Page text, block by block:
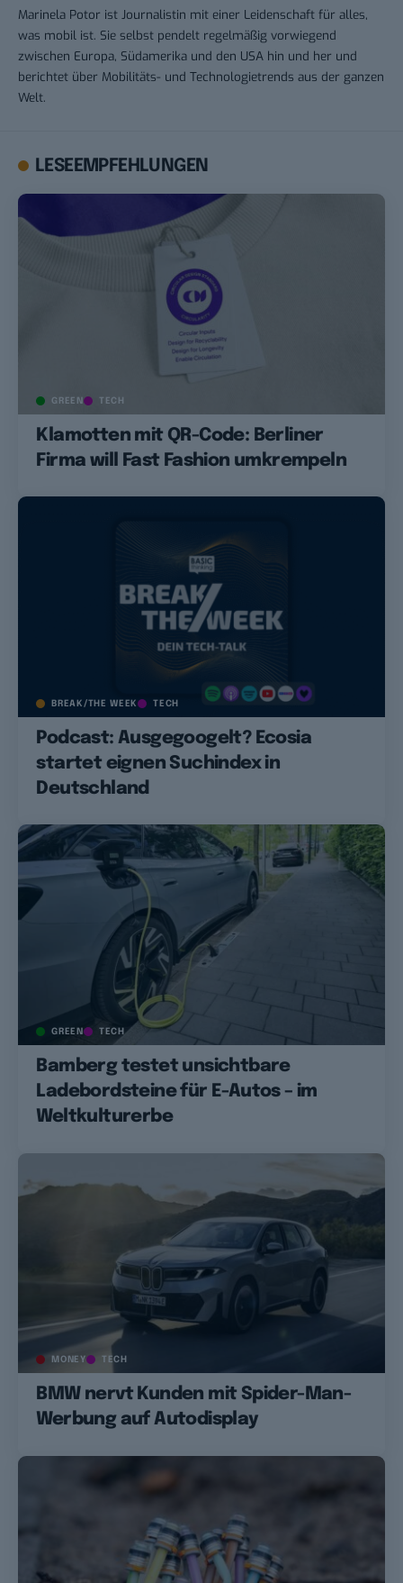
Marinela Potor ist Journalistin mit einer Leidenschaft für alles,
was mobil ist. Sie selbst pendelt regelmäßig vorwiegend
zwischen Europa, Südamerika und den USA hin und her und
berichtet über Mobilitäts- und Technologietrends aus der ganzen
Welt.
LESEEMPFEHLUNGEN
GREEN TECH
Klamotten mit QR-Code: Berliner
Firma will Fast Fashion umkrempeln
BREAK/THE WEEK TECH
Podcast: Ausgegoogelt? Ecosia
startet eignen Suchindex in
Deutschland
GREEN TECH
Bamberg testet unsichtbare
Ladebordsteine für E-Autos – im
Weltkulturerbe
MONEY TECH
BMW nervt Kunden mit Spider-Man-
Werbung auf Autodisplay